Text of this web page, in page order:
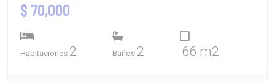
$ 70,000
Habitaciones 2 Baños 2 66 m2